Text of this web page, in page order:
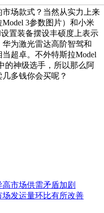
场款式？当然从实力上来
3参数图片）和小米
置装备摆设丰硕度上表示
为激光雷达高阶智驾和
超卓。不外特斯拉Model
的神级选手，所以那么阿
多钱你会买呢？
市场供需矛盾加剧
场发运量环比有所改善